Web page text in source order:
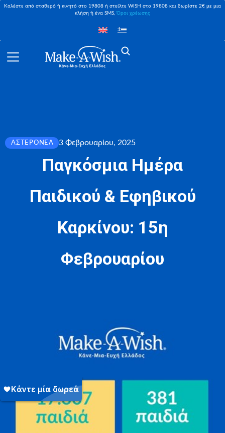
Καλέστε από σταθερό ή κινητό στο 19808 ή στείλτε WISH στο 19808 και δωρίστε 2€ με μια
κλήση ή ένα SMS,Όροι χρέωσης
ΑΣΤΕΡΟΝΈΑ 3 Φεβρουαρίου, 2025
Παγκόσμια Ημέρα
Παιδικού & Εφηβικού
Καρκίνου: 15η
Φεβρουαρίου